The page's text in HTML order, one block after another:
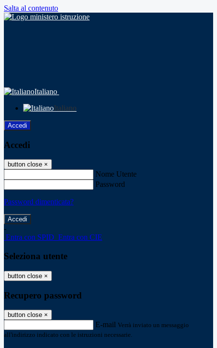
Salta al contenuto
Italiano
Italiano
Accedi
Accedi
button close ×
Nome Utente
Password
Password dimenticata?
-
Entra con SPID Entra con CIE
Seleziona utente
button close ×
Recupero password
button close ×
E-mail Verrà inviato un messaggio
all'indirizzo indicato con le istruzioni necessarie.